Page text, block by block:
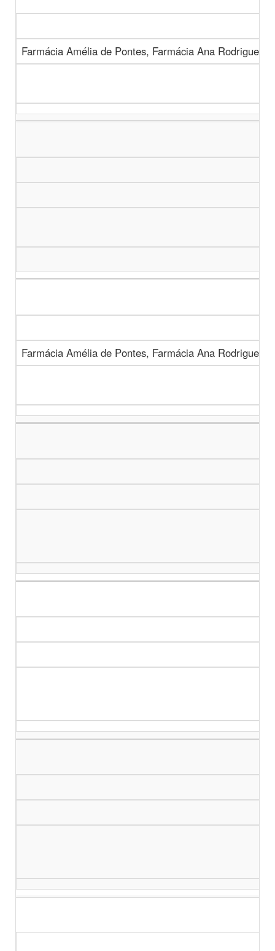
Farmácia Amélia de Pontes, Farmácia Ana
Farmácia Amélia de Pontes, Farmácia Ana